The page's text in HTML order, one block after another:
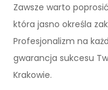
Zawsze warto
która jasno określa
Profesjonalizm na
gwarancja sukcesu
Krakowie.